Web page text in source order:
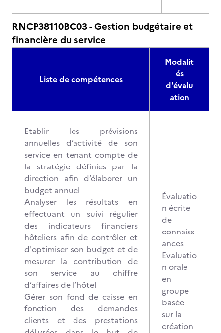
RNCP38110BC03 - Gestion budgétaire et
financière du service
Liste de compétences
Modalit
és
d'évalu
ation
Etablir les prévisions
annuelles d’activité de son
service en tenant compte de
la stratégie définies par la
direction afin d’élaborer un
budget annuel
Analyser les résultats en
effectuant un suivi régulier
des indicateurs financiers
hôteliers afin de contrôler et
d'optimiser son budget et de
mesurer la contribution de
son service au chiffre
d’affaires de l’hôtel
Gérer son fond de caisse en
fonction des demandes
clients et des prestations
Évaluatio
n écrite
de
connaiss
ances
Evaluatio
n orale
en
groupe
basée
sur la
création